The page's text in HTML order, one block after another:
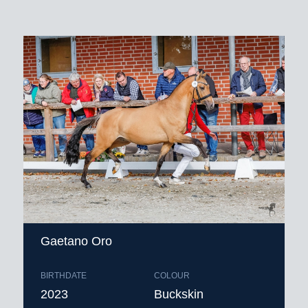
Gaetano Oro
BIRTHDATE
2023
COLOUR
Buckskin